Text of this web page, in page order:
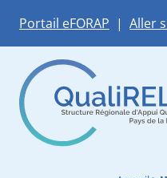
Portail eFORAP | Aller